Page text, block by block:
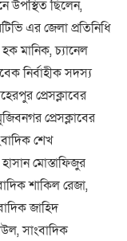
উপস্থিত ছিলেন,
এর জেলা প্রতিনিধি
মানিক, চ্যানেল
নির্বাহীক সদস্য
প্রেসক্লাবের
প্রেসক্লাবের
শেখ
মোস্তাফিজুর
শাকিল রেজা,
জাহিদ
সাংবাদিক